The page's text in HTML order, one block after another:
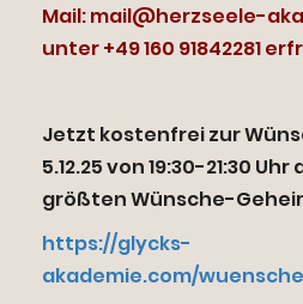
Mail: mail@herzseele-
unter +49 160 91842281
Jetzt kostenfrei zur
5.12.25 von 19:30-21:30
größten Wünsche-
https://glycks-
akademie.com/